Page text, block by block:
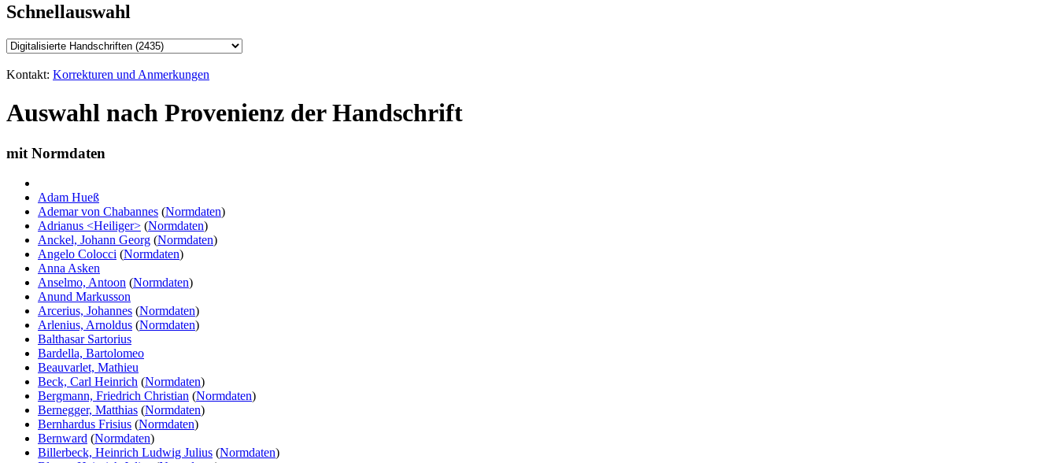
Schnellauswahl
Kontakt: Korrekturen und Anmerkungen
Auswahl nach Provenienz der Handschrift
mit Normdaten
Adam Hueß
Ademar von Chabannes (Normdaten)
Adrianus <Heiliger> (Normdaten)
Anckel, Johann Georg (Normdaten)
Angelo Colocci (Normdaten)
Anna Asken
Anselmo, Antoon (Normdaten)
Anund Markusson
Arcerius, Johannes (Normdaten)
Arlenius, Arnoldus (Normdaten)
Balthasar Sartorius
Bardella, Bartolomeo
Beauvarlet, Mathieu
Beck, Carl Heinrich (Normdaten)
Bergmann, Friedrich Christian (Normdaten)
Bernegger, Matthias (Normdaten)
Bernhardus Frisius (Normdaten)
Bernward (Normdaten)
Billerbeck, Heinrich Ludwig Julius (Normdaten)